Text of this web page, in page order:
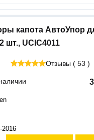
капота АвтоУпор
2 шт., UCIC4011
Отзывы ( 53 )
2016